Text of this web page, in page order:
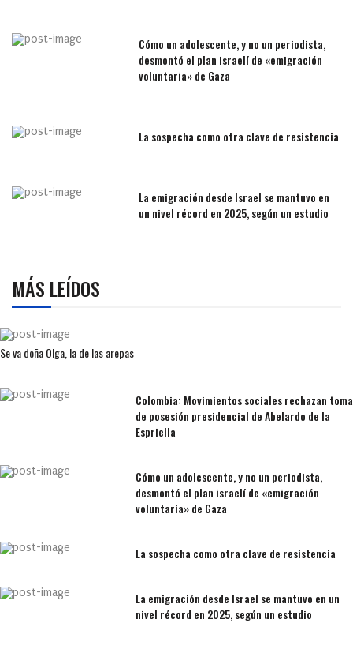
Cómo un adolescente, y no un periodista,
desmontó el plan israelí de «emigración
voluntaria» de Gaza
La sospecha como otra clave de resistencia
La emigración desde Israel se mantuvo en
un nivel récord en 2025, según un estudio
MÁS LEÍDOS
Se va doña Olga, la de las arepas
Colombia: Movimientos sociales rechazan toma
de posesión presidencial de Abelardo de la
Espriella
Cómo un adolescente, y no un periodista,
desmontó el plan israelí de «emigración
voluntaria» de Gaza
La sospecha como otra clave de resistencia
La emigración desde Israel se mantuvo en un
nivel récord en 2025, según un estudio